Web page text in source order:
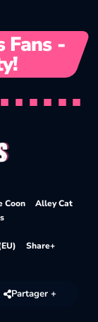
Fans -
Coon
Alley Cat
Share+
Partager +